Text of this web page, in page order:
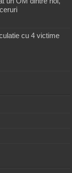
cu 4 victime